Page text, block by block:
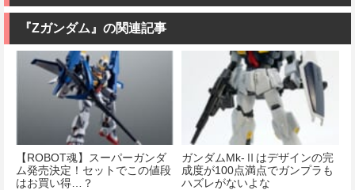
『Ζガンダム』の関連記事
【ROBOT魂】スーパーガンダ
ム発売決定！セットでこの値段
はお買い得…？
ガンダムMk-Ⅱはデザインの完
成度が100点満点でガンプラも
ハズレがないよな